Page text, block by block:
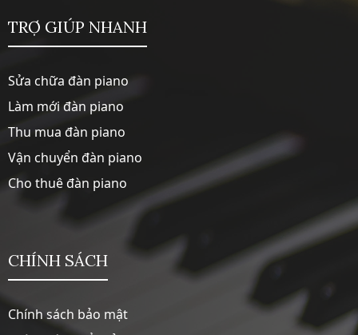
TRỢ GIÚP NHANH
Sửa chữa đàn piano
Làm mới đàn piano
Thu mua đàn piano
Vận chuyển đàn piano
Cho thuê đàn piano
CHÍNH SÁCH
Chính sách bảo mật